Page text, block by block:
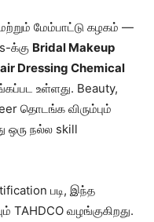
மற்றும் மேம்பாட்டு கழகம் —
க்கு Bridal Makeup
Dressing Chemical
உள்ளது. Beauty,
தொடங்க விரும்பும்
நல்ல skill
படி, இந்த
TAHDCO வழங்குகிறது.